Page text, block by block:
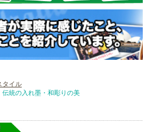
タイル
統の入れ墨・和彫りの美